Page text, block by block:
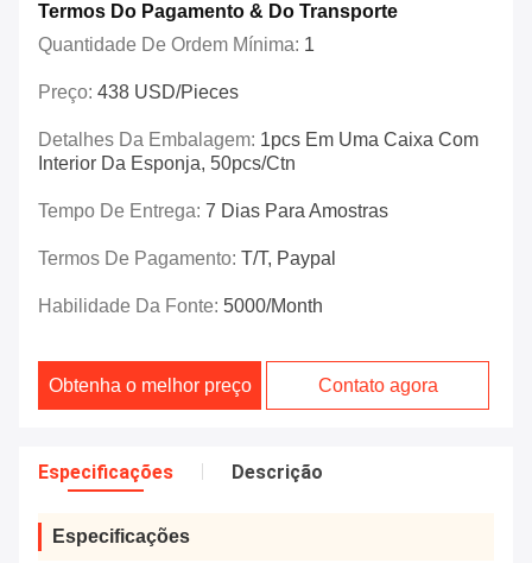
Termos Do Pagamento & Do Transporte
Quantidade De Ordem Mínima: 1
Preço: 438 USD/Pieces
Detalhes Da Embalagem: 1pcs Em Uma Caixa Com
Interior Da Esponja, 50pcs/ctn
Tempo De Entrega: 7 Dias Para Amostras
Termos De Pagamento: T/T, Paypal
Habilidade Da Fonte: 5000/month
Obtenha o melhor preço Contato agora
Especificações Descrição
Especificações